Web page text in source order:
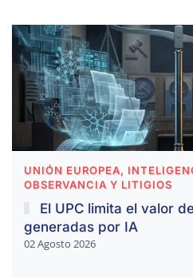
UNIÓN EUROPEA,
OBSERVANCIA Y LITIGIOS
El UPC limita el valor
generadas por IA
02 Agosto 2026